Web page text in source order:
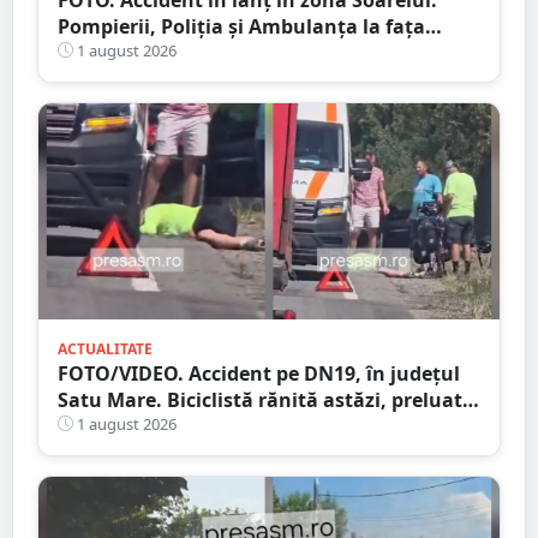
Pompierii, Poliția și Ambulanța la fața
locului
1 august 2026
ACTUALITATE
FOTO/VIDEO. Accident pe DN19, în județul
Satu Mare. Biciclistă rănită astăzi, preluată
de Ambulanță
1 august 2026